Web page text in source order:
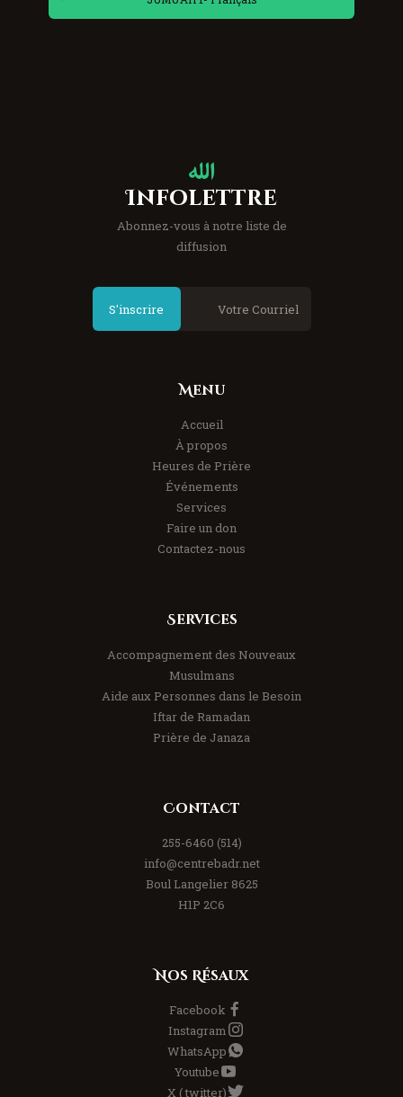
Infolettre
Abonnez-vous à notre liste de
diffusion
S'inscrire
Menu
Accueil
À propos
Heures de Prière
Événements
Services
Faire un don
Contactez-nous
Services
Accompagnement des Nouveaux
Musulmans
Aide aux Personnes dans le Besoin
Iftar de Ramadan
Prière de Janaza
Contact
(514) 255-6460
info@centrebadr.net
8625 Boul Langelier
H1P 2C6
Nos Résaux
Facebook
Instagram
WhatsApp
Youtube
X ( twitter)